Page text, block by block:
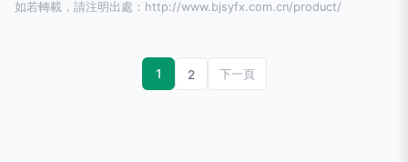
如若轉載，請注明出處：http://www.bjsyfx.com.cn/product/
1 2 下一頁